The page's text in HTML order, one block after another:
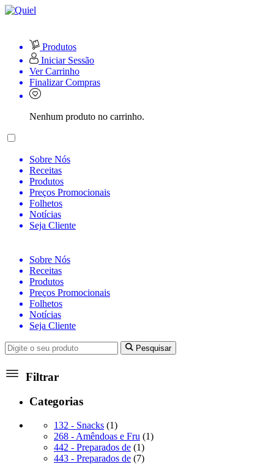
Produtos
Iniciar Sessão
Ver Carrinho
Finalizar Compras
Nenhum produto no carrinho.
Sobre Nós
Receitas
Produtos
Preços Promocionais
Folhetos
Notícias
Seja Cliente
Sobre Nós
Receitas
Produtos
Preços Promocionais
Folhetos
Notícias
Seja Cliente
Pesquisar
Filtrar
Categorias
132 - Snacks 11
produto
268 - Amêndoas e Fru 11
442 - Preparados de 11
produto
443 - Preparados de 77